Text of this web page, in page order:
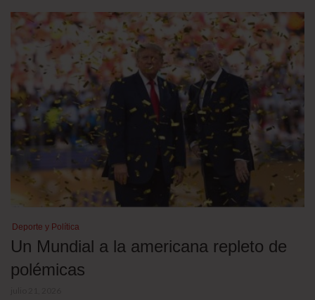
Deporte y Política
Un Mundial a la americana repleto de
polémicas